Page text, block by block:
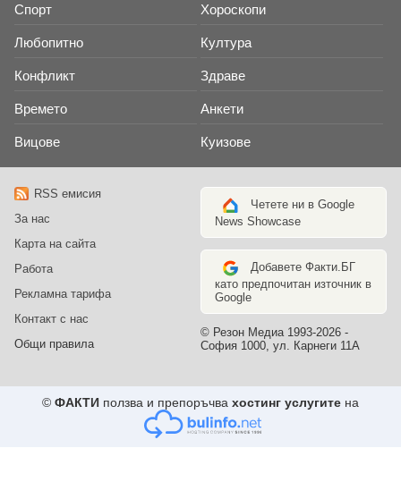
Спорт Хороскопи
Любопитно Култура
Конфликт Здраве
Времето Анкети
Вицове Куизове
RSS емисия
За нас
Карта на сайта
Работа
Рекламна тарифа
Контакт с нас
Общи правила
Четете ни в Google
News Showcase
Добавете Факти.БГ
като предпочитан източник в
Google
© Резон Медиа 1993-2026 -
София 1000, ул. Карнеги 11А
© ФАКТИ ползва и препоръчва хостинг услугите на